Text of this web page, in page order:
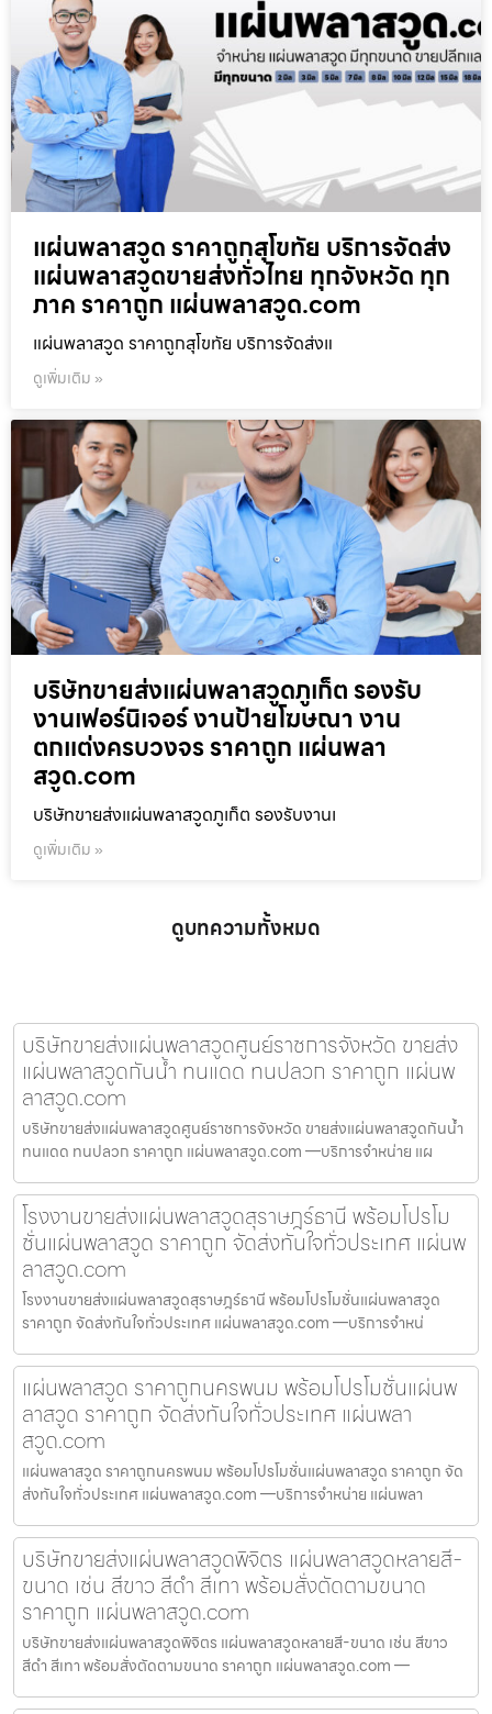
แผ่นพลาสวูด ราคาถูกสุโขทัย บริการจัดส่ง
แผ่นพลาสวูดขายส่งทั่วไทย ทุกจังหวัด ทุก
ภาค ราคาถูก แผ่นพลาสวูด.com
แผ่นพลาสวูด ราคาถูกสุโขทัย บริการจัดส่งแ
ดูเพิ่มเติม »
บริษัทขายส่งแผ่นพลาสวูดภูเก็ต รองรับ
งานเฟอร์นิเจอร์ งานป้ายโฆษณา งาน
ตกแต่งครบวงจร ราคาถูก แผ่นพลา
สวูด.com
บริษัทขายส่งแผ่นพลาสวูดภูเก็ต รองรับงานเ
ดูเพิ่มเติม »
ดูบทความทั้งหมด
บริษัทขายส่งแผ่นพลาสวูดศูนย์ราชการจังหวัด ขายส่ง
แผ่นพลาสวูดกันน้ำ ทนแดด ทนปลวก ราคาถูก แผ่นพ
ลาสวูด.com
บริษัทขายส่งแผ่นพลาสวูดศูนย์ราชการจังหวัด ขายส่งแผ่นพลาสวูดกันน้ำ
ทนแดด ทนปลวก ราคาถูก แผ่นพลาสวูด.com —บริการจำหน่าย แผ
โรงงานขายส่งแผ่นพลาสวูดสุราษฎร์ธานี พร้อมโปรโม
ชั่นแผ่นพลาสวูด ราคาถูก จัดส่งทันใจทั่วประเทศ แผ่นพ
ลาสวูด.com
โรงงานขายส่งแผ่นพลาสวูดสุราษฎร์ธานี พร้อมโปรโมชั่นแผ่นพลาสวูด
ราคาถูก จัดส่งทันใจทั่วประเทศ แผ่นพลาสวูด.com —บริการจำหน่
แผ่นพลาสวูด ราคาถูกนครพนม พร้อมโปรโมชั่นแผ่นพ
ลาสวูด ราคาถูก จัดส่งทันใจทั่วประเทศ แผ่นพลา
สวูด.com
แผ่นพลาสวูด ราคาถูกนครพนม พร้อมโปรโมชั่นแผ่นพลาสวูด ราคาถูก จัด
ส่งทันใจทั่วประเทศ แผ่นพลาสวูด.com —บริการจำหน่าย แผ่นพลา
บริษัทขายส่งแผ่นพลาสวูดพิจิตร แผ่นพลาสวูดหลายสี-
ขนาด เช่น สีขาว สีดำ สีเทา พร้อมสั่งตัดตามขนาด
ราคาถูก แผ่นพลาสวูด.com
บริษัทขายส่งแผ่นพลาสวูดพิจิตร แผ่นพลาสวูดหลายสี-ขนาด เช่น สีขาว
สีดำ สีเทา พร้อมสั่งตัดตามขนาด ราคาถูก แผ่นพลาสวูด.com —